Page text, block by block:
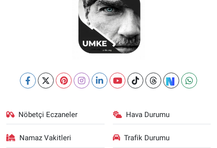
Nöbetçi Eczaneler Hava Durumu
Namaz Vakitleri Trafik Durumu